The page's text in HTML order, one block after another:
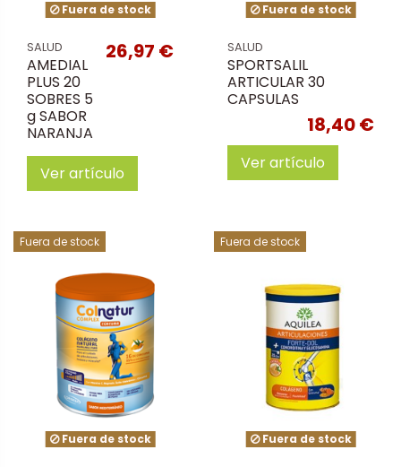
Fuera de stock
SALUD
AMEDIAL
PLUS 20
SOBRES 5
g SABOR
NARANJA
26,97 €
Ver artículo
Fuera de stock
SALUD
SPORTSALIL
ARTICULAR 30
CAPSULAS
18,40 €
Ver artículo
Fuera de stock
Fuera de stock
Fuera de stock
Fuera de stock